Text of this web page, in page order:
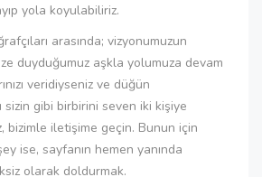
yola koyulabiliriz.
arasında; vizyonumuzun
duyduğumuz aşkla yolumuza devam
veridiyseniz ve düğün
sizin gibi birbirini seven iki kişiye
bizimle iletişime geçin. Bunun için
ise, sayfanın hemen yanında
olarak doldurmak.